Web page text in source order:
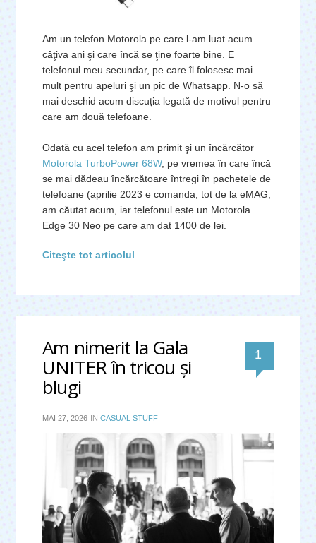
Am un telefon Motorola pe care l-am luat acum
câţiva ani şi care încă se ţine foarte bine. E
telefonul meu secundar, pe care îl folosesc mai
mult pentru apeluri şi un pic de Whatsapp. N-o să
mai deschid acum discuţia legată de motivul pentru
care am două telefoane.
Odată cu acel telefon am primit şi un încărcător
Motorola TurboPower 68W, pe vremea în care încă
se mai dădeau încărcătoare întregi în pachetele de
telefoane (aprilie 2023 e comanda, tot de la eMAG,
am căutat acum, iar telefonul este un Motorola
Edge 30 Neo pe care am dat 1400 de lei.
Citeşte tot articolul
Am nimerit la Gala
UNITER în tricou şi
blugi
1
MAI 27, 2026 IN CASUAL STUFF